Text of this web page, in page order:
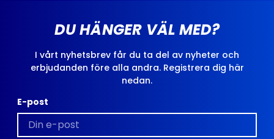
DU HÄNGER VÄL MED?
I vårt nyhetsbrev får du ta del av nyheter och
erbjudanden före alla andra. Registrera dig här
nedan.
E-post